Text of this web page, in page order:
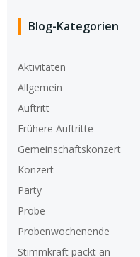
Blog-Kategorien
Aktivitäten
Allgemein
Auftritt
Frühere Auftritte
Gemeinschaftskonzert
Konzert
Party
Probe
Probenwochenende
Stimmkraft packt an